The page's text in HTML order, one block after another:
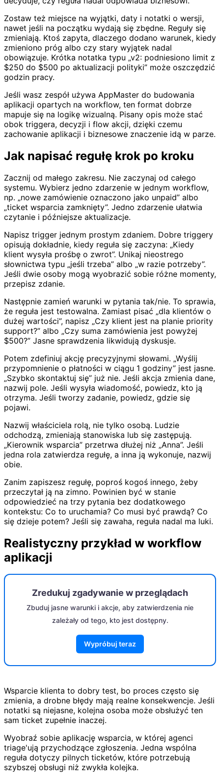
Zostaw też miejsce na wyjątki, daty i notatki o wersji,
nawet jeśli na początku wydają się zbędne. Reguły się
zmieniają. Ktoś zapyta, dlaczego dodano warunek, kiedy
zmieniono próg albo czy stary wyjątek nadal
obowiązuje. Krótka notatka typu „v2: podniesiono limit z
$250 do $500 po aktualizacji polityki” może oszczędzić
godzin pracy.
Jeśli wasz zespół używa AppMaster do budowania
aplikacji opartych na workflow, ten format dobrze
mapuje się na logikę wizualną. Pisany opis może stać
obok triggera, decyzji i flow akcji, dzięki czemu
zachowanie aplikacji i biznesowe znaczenie idą w parze.
Jak napisać regułę krok po kroku
Zacznij od małego zakresu. Nie zaczynaj od całego
systemu. Wybierz jedno zdarzenie w jednym workflow,
np. „nowe zamówienie oznaczono jako unpaid” albo
„ticket wsparcia zamknięty”. Jedno zdarzenie ułatwia
czytanie i późniejsze aktualizacje.
Napisz trigger jednym prostym zdaniem. Dobre triggery
opisują dokładnie, kiedy reguła się zaczyna: „Kiedy
klient wysyła prośbę o zwrot”. Unikaj nieostrego
słownictwa typu „jeśli trzeba” albo „w razie potrzeby”.
Jeśli dwie osoby mogą wyobrazić sobie różne momenty,
przepisz zdanie.
Następnie zamień warunki w pytania tak/nie. To sprawia,
że reguła jest testowalna. Zamiast pisać „dla klientów o
dużej wartości”, napisz „Czy klient jest na planie priority
support?” albo „Czy suma zamówienia jest powyżej
$500?” Jasne sprawdzenia likwidują dyskusje.
Potem zdefiniuj akcję precyzyjnymi słowami. „Wyślij
przypomnienie o płatności w ciągu 1 godziny” jest jasne.
„Szybko skontaktuj się” już nie. Jeśli akcja zmienia dane,
nazwij pole. Jeśli wysyła wiadomość, powiedz, kto ją
otrzyma. Jeśli tworzy zadanie, powiedz, gdzie się
pojawi.
Nazwij właściciela rolą, nie tylko osobą. Ludzie
odchodzą, zmieniają stanowiska lub się zastępują.
„Kierownik wsparcia” przetrwa dłużej niż „Anna”. Jeśli
jedna rola zatwierdza regułę, a inna ją wykonuje, nazwij
obie.
Zanim zapiszesz regułę, poproś kogoś innego, żeby
przeczytał ją na zimno. Powinien być w stanie
odpowiedzieć na trzy pytania bez dodatkowego
kontekstu: Co to uruchamia? Co musi być prawdą? Co
się dzieje potem? Jeśli się zawaha, reguła nadal ma luki.
Realistyczny przykład w workflow
aplikacji
Zredukuj zgadywanie w przeglądach
Zbuduj jasne warunki i akcje, aby zatwierdzenia nie
zależały od tego, kto jest dostępny.
Wypróbuj teraz
Wsparcie klienta to dobry test, bo proces często się
zmienia, a drobne błędy mają realne konsekwencje. Jeśli
notatki są niejasne, kolejna osoba może obsłużyć ten
sam ticket zupełnie inaczej.
Wyobraź sobie aplikację wsparcia, w której agenci
triage'ują przychodzące zgłoszenia. Jedna wspólna
reguła dotyczy pilnych ticketów, które potrzebują
szybszej obsługi niż zwykła kolejka.